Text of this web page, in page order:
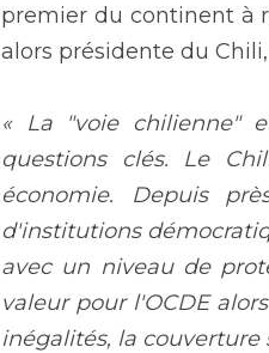
premier du continent à
alors présidente du
« La "voie chilienne"
questions clés. Le
économie. Depuis
d'institutions
avec un niveau de
valeur pour l'OCDE
inégalités, la